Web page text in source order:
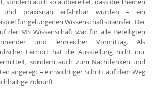
und praxisnah erfahrbar wurden – ein
für gelungenen Wissenschaftstransfer. Der
der MS Wissenschaft war für alle Beteiligten
und lehrreicher Vormittag. Als
Lernort hat die Ausstellung nicht nur
sondern auch zum Nachdenken und
angeregt – ein wichtiger Schritt auf dem Weg
Zukunft.